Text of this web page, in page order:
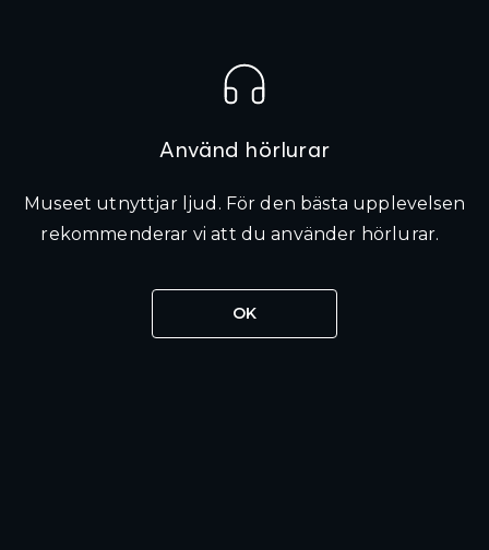
Använd hörlurar
Museet utnyttjar ljud. För den bästa upplevelsen
rekommenderar vi att du använder hörlurar.
OK